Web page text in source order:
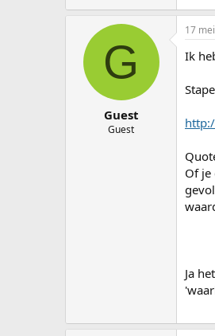
G
Guest
Guest
17
Ik
Of je
Ja